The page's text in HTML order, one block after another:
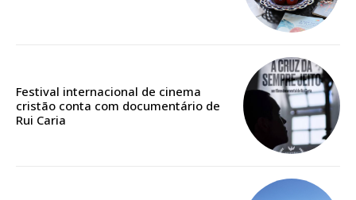
16€
Festival internacional de cinema
cristão conta com documentário de
Rui Caria